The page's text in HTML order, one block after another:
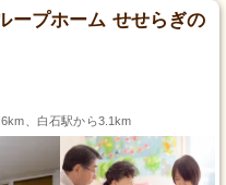
ープホーム せせらぎの
、白石駅から3.1km